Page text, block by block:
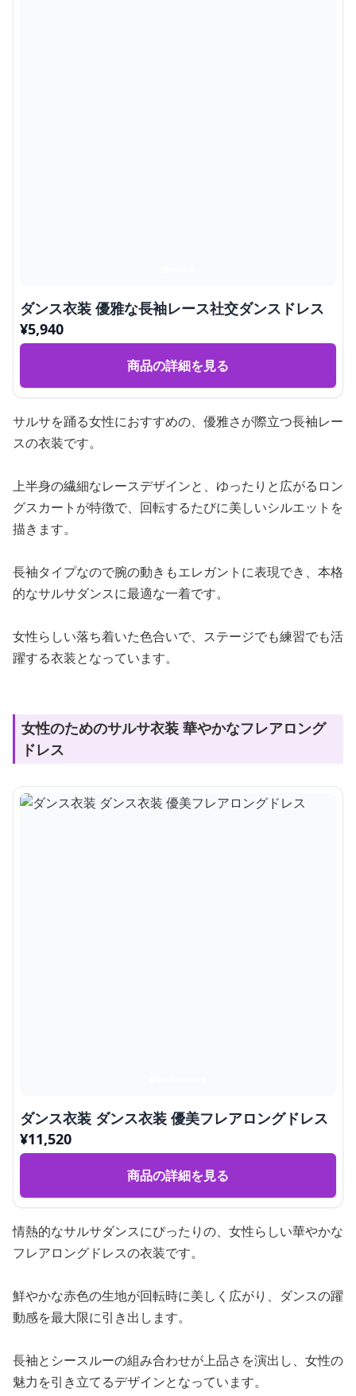
ダンス衣装 優雅な長袖レース社交ダンスドレス
¥5,940
商品の詳細を見る
サルサを踊る女性におすすめの、優雅さが際立つ長袖レー
スの衣装です。
上半身の繊細なレースデザインと、ゆったりと広がるロン
グスカートが特徴で、回転するたびに美しいシルエットを
描きます。
長袖タイプなので腕の動きもエレガントに表現でき、本格
的なサルサダンスに最適な一着です。
女性らしい落ち着いた色合いで、ステージでも練習でも活
躍する衣装となっています。
女性のためのサルサ衣装 華やかなフレアロング
ドレス
ダンス衣装 ダンス衣装 優美フレアロングドレス
¥11,520
商品の詳細を見る
情熱的なサルサダンスにぴったりの、女性らしい華やかな
フレアロングドレスの衣装です。
鮮やかな赤色の生地が回転時に美しく広がり、ダンスの躍
動感を最大限に引き出します。
長袖とシースルーの組み合わせが上品さを演出し、女性の
魅力を引き立てるデザインとなっています。